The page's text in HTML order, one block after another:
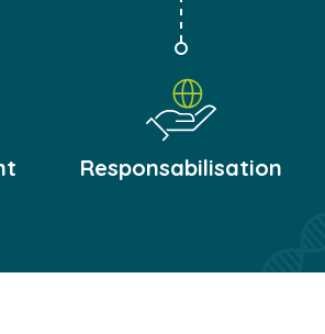
Responsabilisation